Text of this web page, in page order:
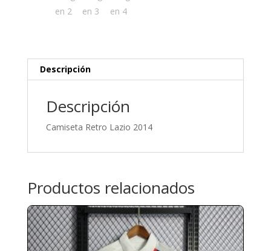
Descripción
Descripción
Camiseta Retro Lazio 2014
Productos relacionados